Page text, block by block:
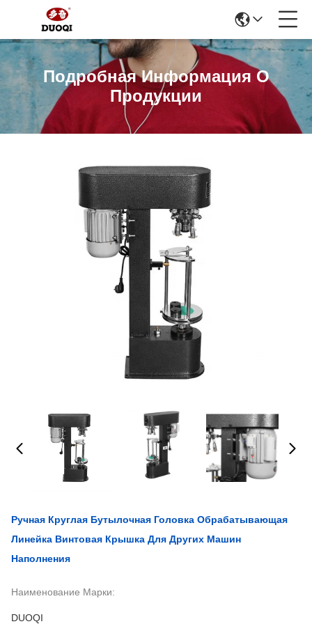
Подробная Информация О
Продукции
Ручная Круглая Бутылочная Головка Обрабатывающая
Линейка Винтовая Крышка Для Других Машин
Наполнения
Наименование Марки:
DUOQI